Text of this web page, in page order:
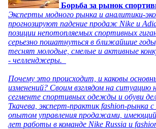
Борьба за рынок
Эксперты модного рынка и аналитики-
прогнозируют падение продаж Nike и
позиции непотопляемых спортивных
серьезно пошатнуться в ближайшие
теснят молодые, смелые и активные
- челленджеры.
Почему это происходит, и каковы
изменений? Своим взглядом на ситуацию
сегменте спортивных одежды и обуви
Ткачева, эксперт-практик fashion-рынка
опытом управления продажами, имеющий
лет работы в команде Nike Russia и